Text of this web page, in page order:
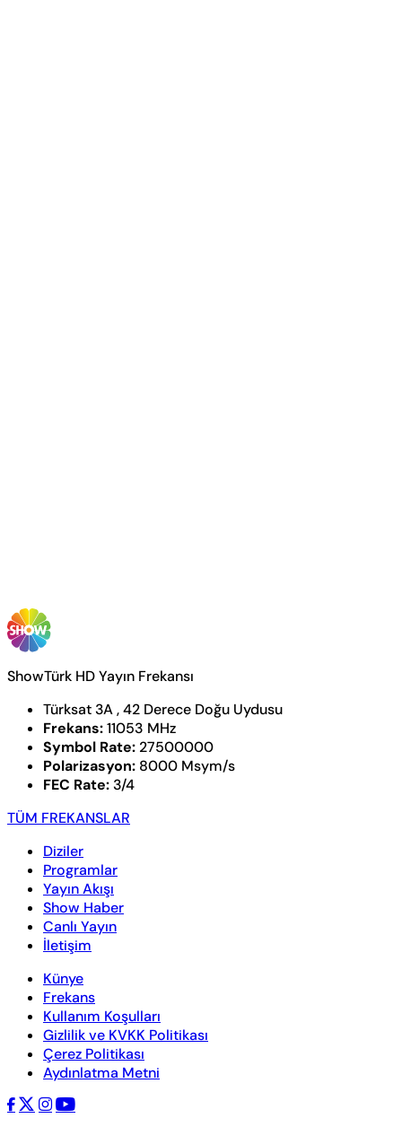
ShowTürk HD Yayın Frekansı
Türksat 3A , 42 Derece Doğu Uydusu
Frekans:11053 MHz
Symbol Rate: 27500000
Polarizasyon: 8000 Msym/s
FEC Rate: 3/4
TÜM FREKANSLAR
Diziler
Programlar
Yayın Akışı
Show Haber
Canlı Yayın
İletişim
Künye
Frekans
Kullanım Koşulları
Gizlilik ve KVKK Politikası
Çerez Politikası
Aydınlatma Metni